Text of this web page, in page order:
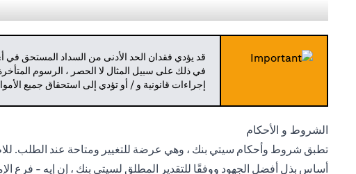
قد يؤدي فقدان الحد الأدنى من السداد المستحق
في ذلك على سبيل المثال لا الحصر ، الرسوم
إجراءات قانونية و / أو تؤدي إلى استحقاق جميع
الشروط و الأحكام
تطبق شروط وأحكام سيتي بنك ، وهي عرضة للتغيير ومتاحة عند الطلب.
أساس بذل أفضل الجهود ووفقًا للتقدير المطلق لسيتي بنك ، إن إيه - فرع